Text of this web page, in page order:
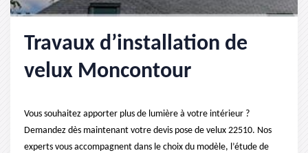
Travaux d’installation de
velux Moncontour
Vous souhaitez apporter plus de lumière à votre intérieur ?
Demandez dès maintenant votre devis pose de velux 22510. Nos
experts vous accompagnent dans le choix du modèle, l’étude de